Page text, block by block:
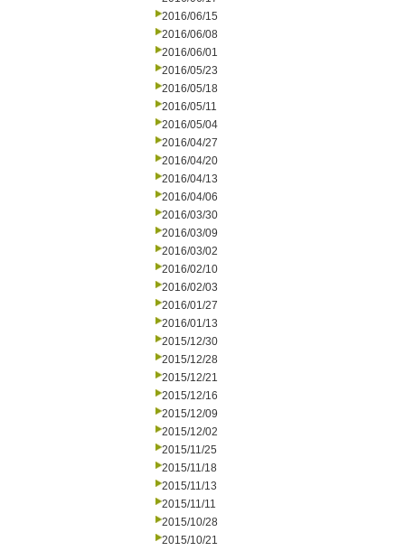
2016/06/15
2016/06/08
2016/06/01
2016/05/23
2016/05/18
2016/05/11
2016/05/04
2016/04/27
2016/04/20
2016/04/13
2016/04/06
2016/03/30
2016/03/09
2016/03/02
2016/02/10
2016/02/03
2016/01/27
2016/01/13
2015/12/30
2015/12/28
2015/12/21
2015/12/16
2015/12/09
2015/12/02
2015/11/25
2015/11/18
2015/11/13
2015/11/11
2015/10/28
2015/10/21